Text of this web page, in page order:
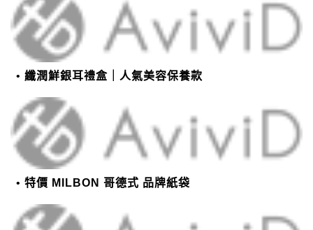
纖潤鮮銀耳禮盒｜人氣美容保養款
特價 MILBON 哥德式 品牌紙袋